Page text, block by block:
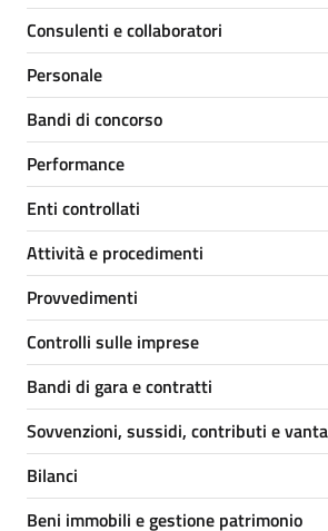
Consulenti e collaboratori
Personale
Bandi di concorso
Performance
Enti controllati
Attività e procedimenti
Provvedimenti
Controlli sulle imprese
Bandi di gara e contratti
Sovvenzioni, sussidi, contributi e
Bilanci
Beni immobili e gestione patrimonio